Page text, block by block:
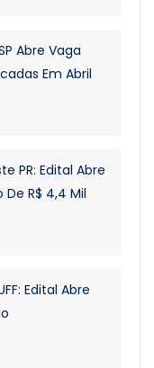
Abre Vaga
Em Abril
PR: Edital Abre
R$ 4,4 Mil
Edital Abre